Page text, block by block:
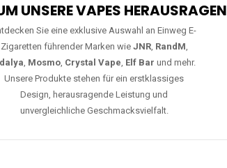
UNSERE VAPES HERAUSRAGEN
Sie eine exklusive Auswahl an Einweg E-
Zigaretten führender Marken wie JNR, RandM,
, Mosmo, Crystal Vape, Elf Bar und mehr.
Unsere Produkte stehen für ein erstklassiges
Design, herausragende Leistung und
unvergleichliche Geschmacksvielfalt.